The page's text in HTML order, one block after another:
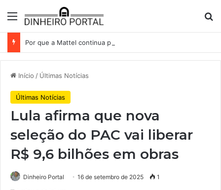
Menu
Início / Últimas Notícias
Últimas Notícias
Lula afirma que nova
seleção do PAC vai liberar
R$ 9,6 bilhões em obras
Dinheiro Portal 16 de setembro de 2025 1